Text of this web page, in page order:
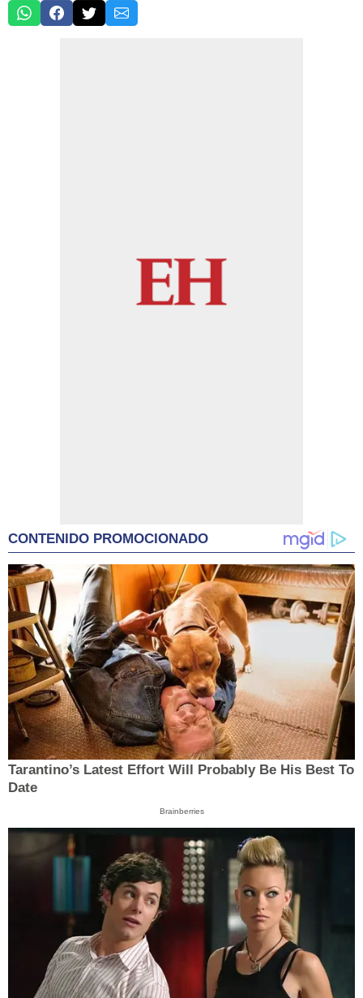
CONTENIDO PROMOCIONADO
Tarantino’s Latest Effort Will Probably Be His Best To
Date
Brainberries